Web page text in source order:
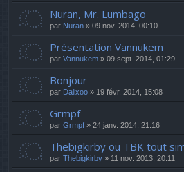
Nuran, Mr. Lumbago
par Nuran » 09 nov. 2014, 00:10
Présentation Vannukem
par Vannukem » 09 sept. 2014, 01:29
Bonjour
par Dalixoo » 19 févr. 2014, 15:08
Grmpf
par Grmpf » 24 janv. 2014, 21:16
Thebigkirby ou TBK tout
par Thebigkirby » 11 nov. 2013, 20:11